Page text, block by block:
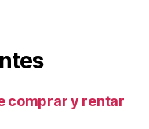
comprar y rentar